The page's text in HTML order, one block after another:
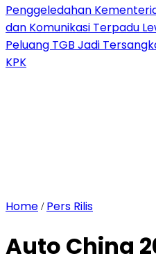
Penggeledahan
dan Komunikasi Terpadu
Peluang TGB Jadi
KPK
Home / Pers Rilis
Auto China